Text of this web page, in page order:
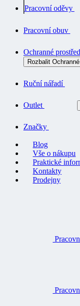
Pracovní oděvy
Pracovní obuv
Ochranné
Rozbalit
Ruční nářadí
Outlet
Značky
Blog
Vše o nákupu
Praktické
Kontakty
Prodejny